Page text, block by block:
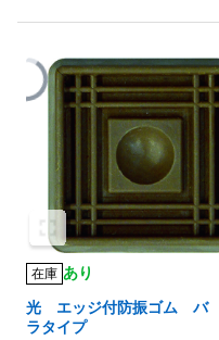
在庫 あり
光 エッジ付防振ゴム バ
ラタイプ